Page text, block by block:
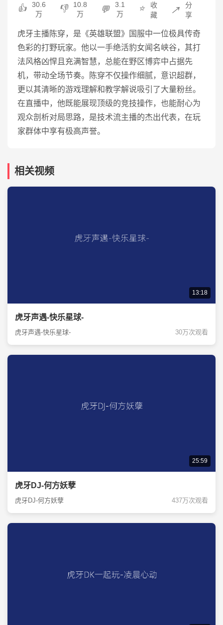
👍
30.6
万
👎
10.8
万
💬
3.1
万
⭐
收
藏
↗️
分
享
虎牙主播陈穿，是《英雄联盟》国服中一位极具传奇
色彩的打野玩家。他以一手绝活豹女闻名峡谷，其打
法风格凶悍且充满智慧，总能在野区博弈中占据先
机，带动全场节奏。陈穿不仅操作细腻，意识超群，
更以其清晰的游戏理解和教学解说吸引了大量粉丝。
在直播中，他既能展现顶级的竞技操作，也能耐心为
观众剖析对局思路，是技术流主播的杰出代表，在玩
家群体中享有极高声誉。
相关视频
13:18
虎牙声遇-快乐星球-
虎牙声遇-快乐星球- 30万次观看
25:59
虎牙DJ-何方妖孽
虎牙DJ-何方妖孽 437万次观看